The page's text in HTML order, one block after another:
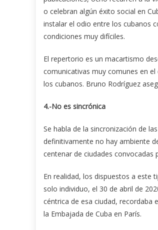
o celebran algún éxito social en
instalar el odio entre los cubanos
condiciones muy difíciles.
El repertorio es un macartismo
comunicativas muy comunes en
los cubanos. Bruno Rodríguez
4.-No es sincrónica
Se habla de la sincronización de
definitivamente no hay ambiente
centenar de ciudades convocadas
En realidad, los dispuestos a este
solo individuo, el 30 de abril de
céntrica de esa ciudad, recordaba
la Embajada de Cuba en París.